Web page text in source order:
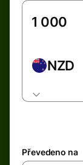
NZD
Převedeno na